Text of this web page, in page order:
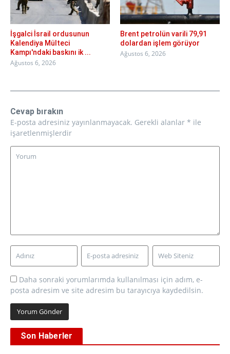
İşgalci İsrail ordusunun
Kalendiya Mülteci
Kampı'ndaki baskını ik ...
Ağustos 6, 2026
Brent petrolün varili 79,91
dolardan işlem görüyor
Ağustos 6, 2026
Cevap bırakın
E-posta adresiniz yayınlanmayacak. Gerekli alanlar * ile
işaretlenmişlerdir
Daha sonraki yorumlarımda kullanılması için adım, e-
posta adresim ve site adresim bu tarayıcıya kaydedilsin.
Son Haberler